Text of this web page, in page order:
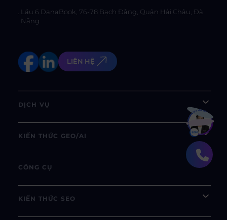
Lầu 6 DanaBook, 76-78 Bạch Đằng, Quận Hải Châu, Đà
Nẵng
LIÊN HỆ
DỊCH VỤ
KIẾN THỨC GEO/AI
CÔNG CỤ
KIẾN THỨC SEO
Bạn muốn hiểu thêm?Xem chi tiết